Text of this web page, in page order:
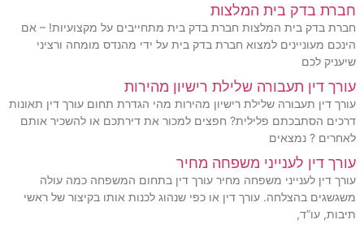
חברת בדק בית המלצות
חברת בדק בית המלצות חברת בדק בית מתחייבים על מקצועיות! – אם
הינכם מעוניינים למצוא חברת בדק בית על ידי מהנדס מומחה ורציני
שיעניק לכם
עורך דין תעבורה שלילת רישיון מהירות
עורך דין תעבורה שלילת רישיון מהירות מהי הגדרת תחום עורך דין תאונות
דרכים הסתבכתם פלילית? חפצים למכור את דירתכם או להשכיר אותם
לאחרים ? נמצאים
עורך דין לענייני משפחה מחיר
עורך דין לענייני משפחה מחיר עורך דין בתחום המשפחה כמה עולה
משגשגים בהצלחה. עורך דין או כפי שנהוג לכנות אותו בקיצור של ראשי
תיבות, עו”ד,